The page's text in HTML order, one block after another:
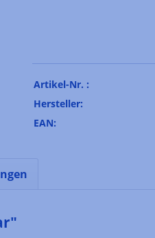
Artikel-Nr. :
Hersteller:
EAN: